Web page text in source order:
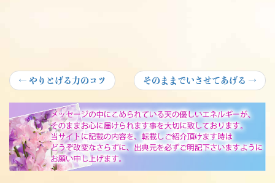
投
稿
ナ
ビ
ゲ
← Previous
post:
やりとげる力のコツ
Next
post:
そのままでいさせてあげる →